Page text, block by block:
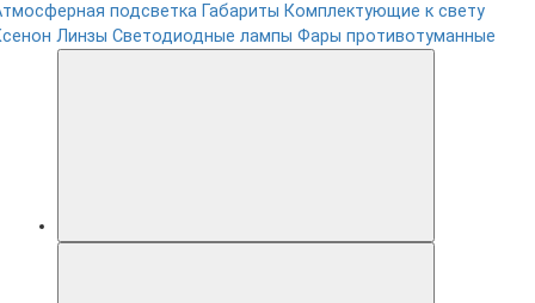
подсветка Габариты Комплектующие к свету
Линзы Светодиодные лампы Фары противотуманные